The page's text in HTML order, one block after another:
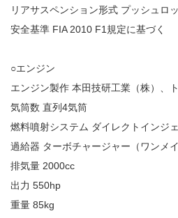
リアサスペンション形式 プッシュロ
安全基準 FIA 2010 F1規定に基づく
○エンジン
エンジン製作 本田技研工業（株）、
気筒数 直列4気筒
燃料噴射システム ダイレクトインジ
過給器 ターボチャージャー（ワンメイ
排気量 2000cc
出力 550hp
重量 85kg